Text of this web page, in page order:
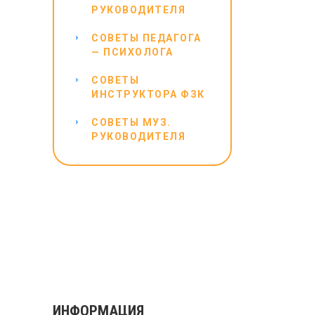
РУКОВОДИТЕЛЯ
СОВЕТЫ ПЕДАГОГА
— ПСИХОЛОГА
СОВЕТЫ
ИНСТРУКТОРА ФЗК
СОВЕТЫ МУЗ.
РУКОВОДИТЕЛЯ
ИНФОРМАЦИЯ